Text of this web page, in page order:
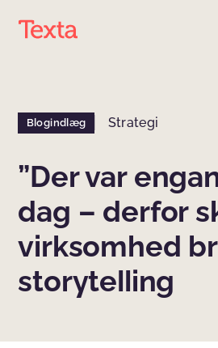
Blogindlæg Strategi
”Der var
dag – derfor
virksomhed
storytelling